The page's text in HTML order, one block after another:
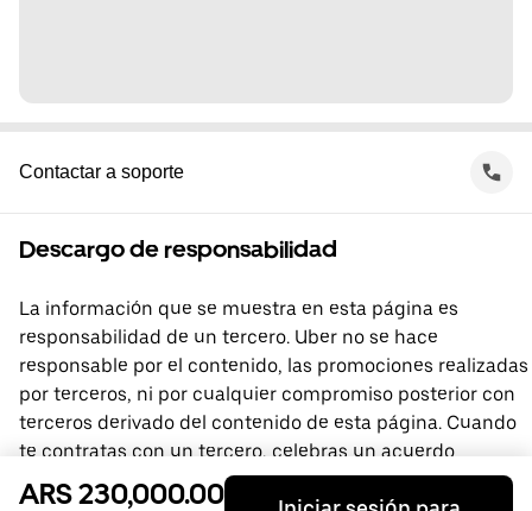
Contactar a soporte
Descargo de responsabilidad
La información que se muestra en esta página es
responsabilidad de un tercero. Uber no se hace
responsable por el contenido, las promociones realizadas
por terceros, ni por cualquier compromiso posterior con
terceros derivado del contenido de esta página. Cuando
te contratas con un tercero, celebras un acuerdo
directamente con él, del que Uber no forma parte. Si
ARS 230,000.00